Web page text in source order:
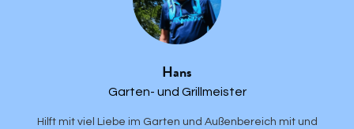
Hans
Garten- und Grillmeister
Hilft mit viel Liebe im Garten und Außenbereich mit und